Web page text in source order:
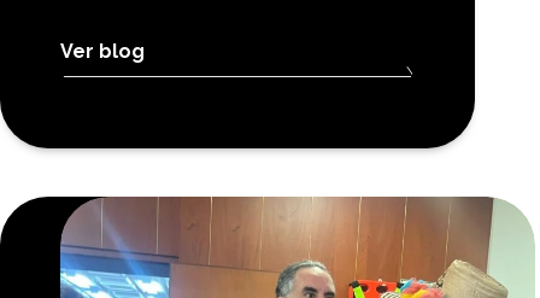
Ver blog